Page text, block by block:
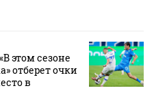
этом сезоне
отберет очки
в